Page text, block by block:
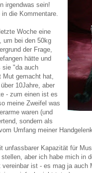
irgendwas sein!
die Kommentare.
Woche eine
um bei den 50kg
der Frage,
hätte und
sie "da auch
Mut gemacht hat,
10Jahre, aber
- zum einen ist es
meine Zweifel was
waren (und
sondern als
Umfang meiner
unfassbarer Kapazität für
aber ich habe mich in
ist - es mag ja auch